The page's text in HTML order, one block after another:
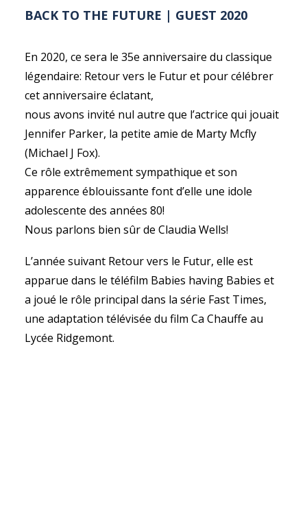
BACK TO THE FUTURE | GUEST 2020
En 2020, ce sera le 35e anniversaire du classique
légendaire: Retour vers le Futur et pour célébrer
cet anniversaire éclatant,
nous avons invité nul autre que l’actrice qui jouait
Jennifer Parker, la petite amie de Marty Mcfly
(Michael J Fox).
Ce rôle extrêmement sympathique et son
apparence éblouissante font d’elle une idole
adolescente des années 80!
Nous parlons bien sûr de Claudia Wells!
L’année suivant Retour vers le Futur, elle est
apparue dans le téléfilm Babies having Babies et
a joué le rôle principal dans la série Fast Times,
une adaptation télévisée du film Ca Chauffe au
Lycée Ridgemont.